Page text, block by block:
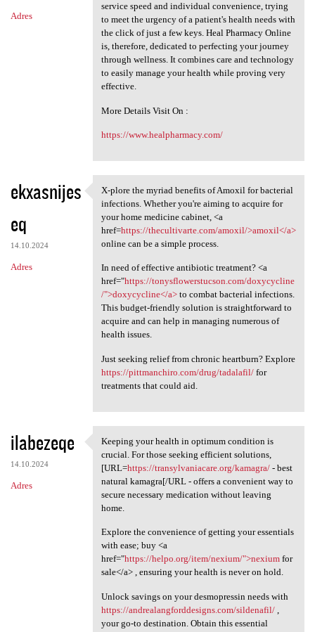
Adres
service speed and individual convenience, trying
to meet the urgency of a patient's health needs with
the click of just a few keys. Heal Pharmacy Online
is, therefore, dedicated to perfecting your journey
through wellness. It combines care and technology
to easily manage your health while proving very
effective.
More Details Visit On :
https://www.healpharmacy.com/
ekxasnijes
eq
14.10.2024
Adres
X-plore the myriad benefits
X-plore the myriad benefits of Amoxil for bacterial
infections. Whether you're aiming to acquire for
your home medicine cabinet, <a
href=https://thecultivarte.com/amoxil/>amoxil</a>
online can be a simple process.
In need of effective antibiotic treatment? <a
href="https://tonysflowerstucson.com/doxycycline
/">doxycycline</a>to combat bacterial infections.
This budget-friendly solution is straightforward to
acquire and can help in managing numerous of
health issues.
Just seeking relief from chronic heartburn? Explore
https://pittmanchiro.com/drug/tadalafil/for
treatments that could aid.
ilabezeqe
14.10.2024
Adres
Keeping your health in
Keeping your health in optimum condition is
crucial. For those seeking efficient solutions,
[URL=https://transylvaniacare.org/kamagra/- best
natural kamagra[/URL - offers a convenient way to
secure necessary medication without leaving
home.
Explore the convenience of getting your essentials
with ease; buy <a
href="https://helpo.org/item/nexium/">nexiumfor
sale</a> , ensuring your health is never on hold.
Unlock savings on your desmopressin needs with
https://andrealangforddesigns.com/sildenafil/,
your go-to destination. Obtain this essential